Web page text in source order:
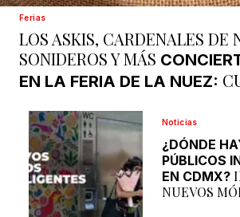
Ferias
LOS ASKIS, CARDENALES DE
SONIDEROS Y MÁS
EN LA FERIA DE LA NUEZ:
Noticias
¿DÓNDE
PÚBLICOS
EN CDMX?
NUEVOS